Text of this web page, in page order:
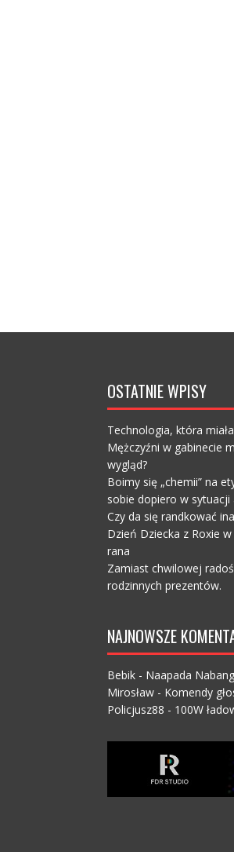
OSTATNIE WPISY
Technologia, która
Mężczyźni w gabinecie
wygląd?
Boimy się „chemii” na
sobie dopiero w sytuacji
Czy da się randkować
Dzień Dziecka z Roxie
rana
Zamiast chwilowej
rodzinnych prezentów.
NAJNOWSZE
Bebik- Naapada
Mirosław- Komendy
Policjusz88 - 100W